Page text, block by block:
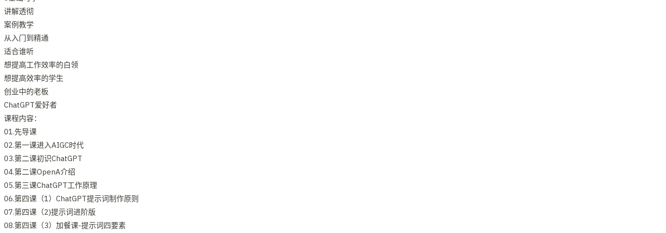
讲解透彻
案例教学
从入门到精通
适合谁听
想提高工作效率的白领
想提高效率的学生
创业中的老板
ChatGPT爱好者
课程内容：
01.先导课
02.第一课进入AIGC时代
03.第二课初识ChatGPT
04.第二课OpenA介绍
05.第三课ChatGPT工作原理
06.第四课（1）ChatGPT提示词制作原则
07.第四课（2)提示词进阶版
08.第四课（3）加餐课-提示词四要素